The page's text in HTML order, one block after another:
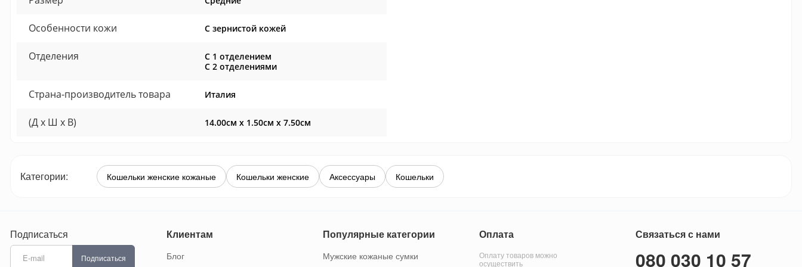
Особенности кожи С зернистой кожей
Отделения
С 1 отделением
С 2 отделениями
Страна-производитель товара Италия
(Д x Ш x В) 14.00см x 1.50см x 7.50см
Категории: Кошельки женские кожаные Кошельки женские Аксессуары Кошельки
Подписаться
Подписаться
Клиентам
Блог
Популярные категории
Мужские кожаные сумки
Оплата
Оплату товаров можно
осуществить
Связаться с нами
080 030 10 57